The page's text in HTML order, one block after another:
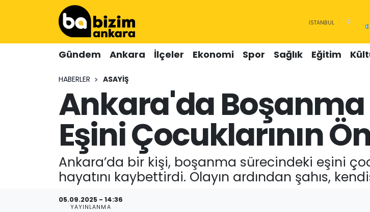
Gündem Ankara İlçeler Ekonomi Spor Sağlık Eğitim
HABERLER ASAYIŞ
Ankara'da
Eşini Çocuklarının
Ankara’da bir kişi, boşanma sürecindeki eşini
hayatını kaybettirdi. Olayın ardından şahıs,
05.09.2025 - 14:36
YAYINLANMA
Hava Durumu
Süper Lig Puan Durumu ve Fikstür
Tüm Manşetler
Son Dakika Haberleri
Haber Arşivi